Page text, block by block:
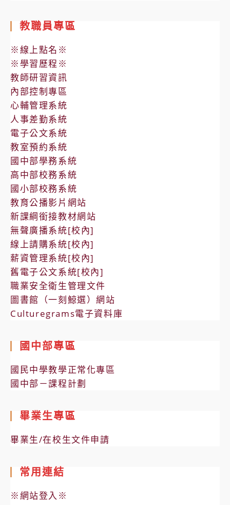
教職員專區
※線上點名※
※學習歷程※
教師研習資訊
內部控制專區
心輔管理系統
人事差勤系統
電子公文系統
教室預約系統
國中部學務系統
高中部校務系統
國小部校務系統
教育公播影片網站
新課綱銜接教材網站
無聲廣播系統[校內]
線上請購系統[校內]
薪資管理系統[校內]
舊電子公文系統[校內]
職業安全衛生管理文件
圖書館（一刻鯨選）網站
Culturegrams電子資料庫
國中部專區
國民中學教學正常化專區
國中部－課程計劃
畢業生專區
畢業生/在校生文件申請
常用連結
※網站登入※